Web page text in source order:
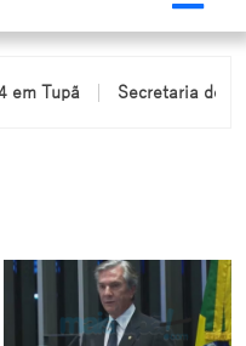
Secretaria de Educação